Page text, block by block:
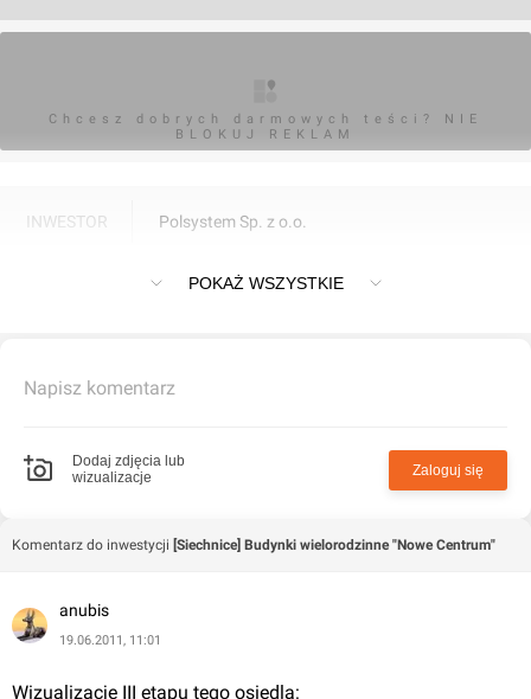
Chcesz dobrych darmowych teści? NIE
BLOKUJ REKLAM
INWESTOR Polsystem Sp. z o.o.
Budynki wielorodzinne "Nowe Centrum" w Siechnicach.
POKAŻ WSZYSTKIE
Napisz komentarz
Dodaj zdjęcia lub
wizualizacje
Zaloguj się
Komentarz do inwestycji [Siechnice] Budynki wielorodzinne "Nowe Centrum"
anubis
19.06.2011, 11:01
Wizualizacje III etapu tego osiedla: